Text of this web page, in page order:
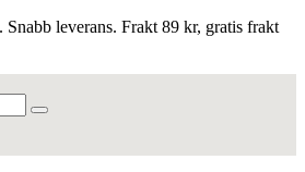
leverans. Frakt 89 kr, gratis frakt